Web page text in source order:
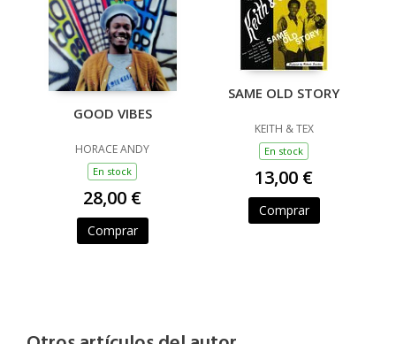
GOOD VIBES
HORACE ANDY
En stock
28,00 €
Comprar
SAME OLD STORY
KEITH & TEX
En stock
13,00 €
Comprar